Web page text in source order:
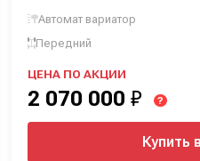
Автомат вариатор
Передний
ЦЕНА ПО АКЦИИ
2 070 000 ₽ ?
Купить